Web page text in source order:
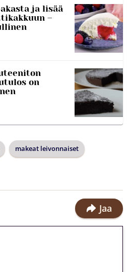
ja lisää
–
on
makeat leivonnaiset
Jaa